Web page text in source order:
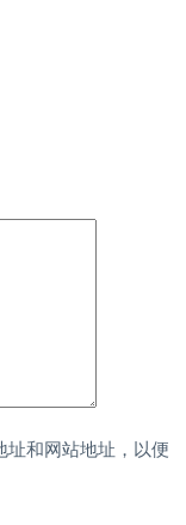
址和网站地址，以便